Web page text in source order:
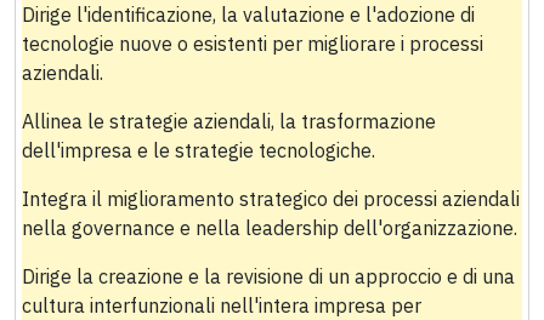
Dirige l'identificazione, la valutazione e l'adozione di
tecnologie nuove o esistenti per migliorare i processi
aziendali.
Allinea le strategie aziendali, la trasformazione
dell'impresa e le strategie tecnologiche.
Integra il miglioramento strategico dei processi aziendali
nella governance e nella leadership dell'organizzazione.
Dirige la creazione e la revisione di un approccio e di una
cultura interfunzionali nell'intera impresa per